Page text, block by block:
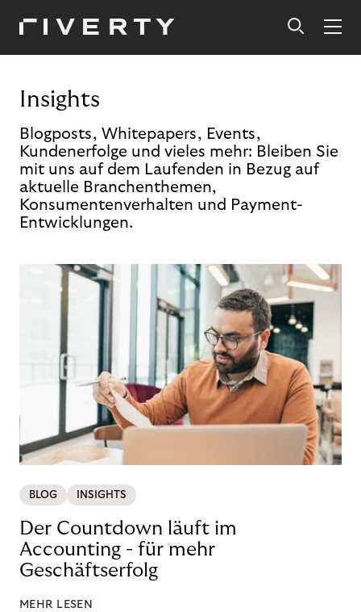
Insights
Blogposts, Whitepapers, Events,
Kundenerfolge und vieles mehr: Bleiben Sie
mit uns auf dem Laufenden in Bezug auf
aktuelle Branchenthemen,
Konsumentenverhalten und Payment-
Entwicklungen.
BLOG INSIGHTS
Der Countdown läuft im
Accounting - für mehr
Geschäftserfolg
MEHR LESEN